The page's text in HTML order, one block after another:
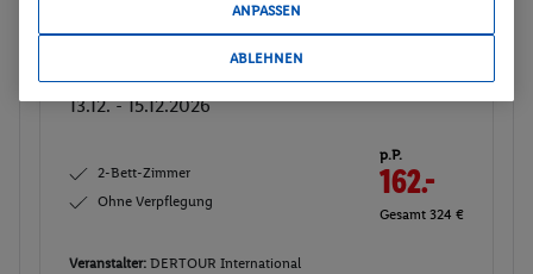
13.12. - 15.12.2026
2-Bett-Zimmer
Ohne Verpflegung
p.P.
162.-
Gesamt 324 €
Veranstalter: DERTOUR International
ANPASSEN
ABLEHNEN